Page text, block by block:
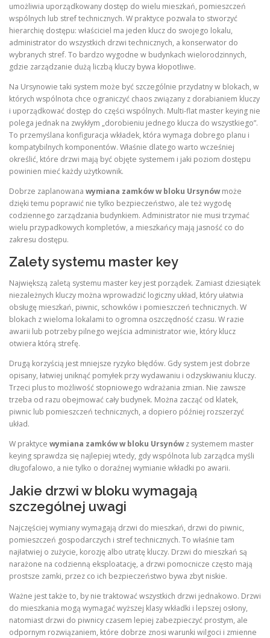
umożliwia uporządkowany dostęp do wielu mieszkań, pomieszczeń
wspólnych lub stref technicznych. W praktyce pozwala to stworzyć
hierarchię dostępu: właściciel ma jeden klucz do swojego lokalu,
administrator do wszystkich drzwi technicznych, a konserwator do
wybranych stref. To bardzo wygodne w budynkach wielorodzinnych,
gdzie zarządzanie dużą liczbą kluczy bywa kłopotliwe.
Na Ursynowie taki system może być szczególnie przydatny w blokach, w
których wspólnota chce ograniczyć chaos związany z dorabianiem kluczy
i uporządkować dostęp do części wspólnych. Multi-flat master keying nie
polega jednak na zwykłym „dorobieniu jednego klucza do wszystkiego”.
To przemyślana konfiguracja wkładek, która wymaga dobrego planu i
kompatybilnych komponentów. Właśnie dlatego warto wcześniej
określić, które drzwi mają być objęte systemem i jaki poziom dostępu
powinien mieć każdy użytkownik.
Dobrze zaplanowana wymiana zamków w bloku Ursynówmoże
dzięki temu poprawić nie tylko bezpieczeństwo, ale też wygodę
codziennego zarządzania budynkiem. Administrator nie musi trzymać
wielu przypadkowych kompletów, a mieszkańcy mają jasność co do
zakresu dostępu.
Zalety systemu master key
Największą zaletą systemu master key jest porządek. Zamiast dziesiątek
niezależnych kluczy można wprowadzić logiczny układ, który ułatwia
obsługę mieszkań, piwnic, schowków i pomieszczeń technicznych. W
blokach z wieloma lokalami to ogromna oszczędność czasu. W razie
awarii lub potrzeby pilnego wejścia administrator wie, który klucz
otwiera którą strefę.
Drugą korzyścią jest mniejsze ryzyko błędów. Gdy system jest dobrze
opisany, łatwiej uniknąć pomyłek przy wydawaniu i odzyskiwaniu kluczy.
Trzeci plus to możliwość stopniowego wdrażania zmian. Nie zawsze
trzeba od razu obejmować cały budynek. Można zacząć od klatek,
piwnic lub pomieszczeń technicznych, a dopiero później rozszerzyć
układ.
W praktyce wymiana zamków w bloku Ursynówz systemem master
keying sprawdza się najlepiej wtedy, gdy wspólnota lub zarządca myśli
długofalowo, a nie tylko o doraźnej wymianie wkładki po awarii.
Jakie drzwi w bloku wymagają
szczególnej uwagi
Najczęściej wymiany wymagają drzwi do mieszkań, drzwi do piwnic,
pomieszczeń gospodarczych i stref technicznych. To właśnie tam
najłatwiej o zużycie, korozję albo utratę kluczy. Drzwi do mieszkań są
narażone na codzienną eksploatację, a drzwi pomocnicze często mają
prostsze zamki, przez co ich bezpieczeństwo bywa zbyt niskie.
Ważne jest także to, by nie traktować wszystkich drzwi jednakowo. Drzwi
do mieszkania mogą wymagać wyższej klasy wkładki i lepszej osłony,
natomiast drzwi do piwnicy czasem lepiej zabezpieczyć prostym, ale
odpornym rozwiązaniem, które dobrze znosi warunki wilgoci i zmienne